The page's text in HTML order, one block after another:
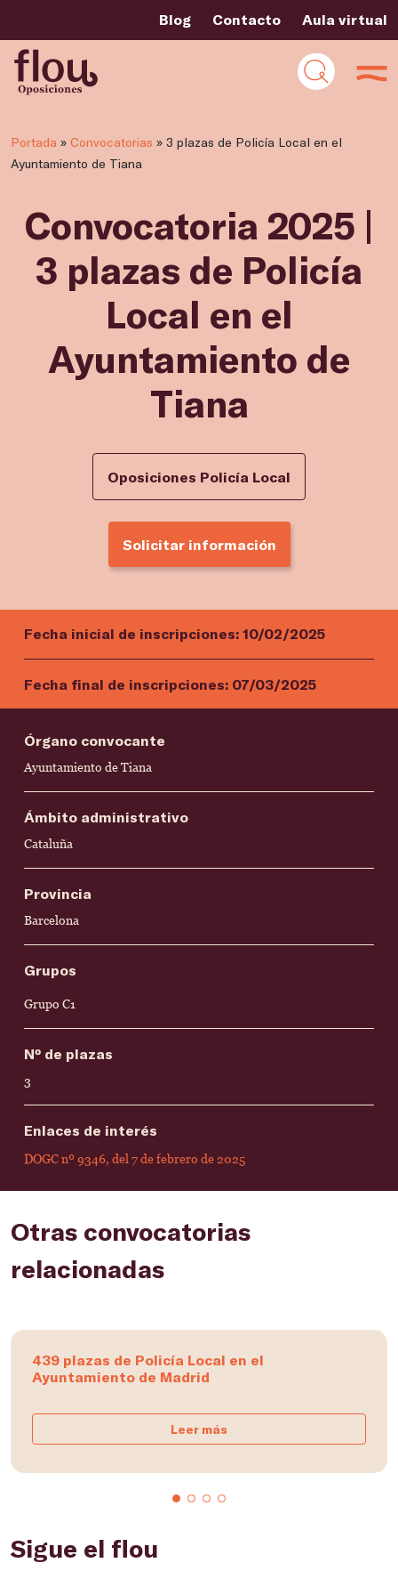
Blog Contacto Aula virtual
Portada » Convocatorias » 3 plazas de Policía Local en el
Ayuntamiento de Tiana
Convocatoria 2025 |
3 plazas de Policía
Local en el
Ayuntamiento de
Tiana
Oposiciones Policía Local
Solicitar información
Fecha inicial de inscripciones: 10/02/2025
Fecha final de inscripciones: 07/03/2025
Órgano convocante
Ayuntamiento de Tiana
Ámbito administrativo
Cataluña
Provincia
Barcelona
Grupos
Grupo C1
Nº de plazas
3
Enlaces de interés
DOGC nº 9346, del 7 de febrero de 2025
Otras convocatorias
relacionadas
439 plazas de Policía Local en el
Ayuntamiento de Madrid
Leer más
Sigue el flou